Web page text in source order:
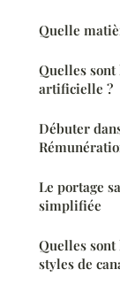
Quelle
Quelles
artificielle ?
Débuter
Le portage
simplifiée
Quelles sont
styles de